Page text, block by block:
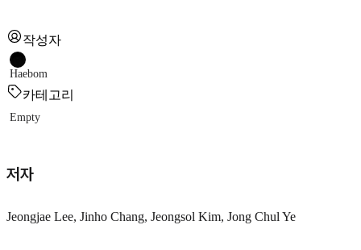
작성자
Haebom
카테고리
Empty
저자
Jeongjae Lee, Jinho Chang, Jeongsol Kim, Jong Chul Ye